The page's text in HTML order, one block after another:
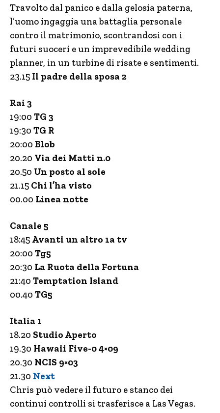
Travolto dal panico e dalla gelosia paterna,
l’uomo ingaggia una battaglia personale
contro il matrimonio, scontrandosi con i
futuri suoceri e un imprevedibile wedding
planner, in un turbine di risate e sentimenti.
23.15 Il padre della sposa 2
Rai 3
19:00 TG 3
19:30 TG R
20:00 Blob
20.20 Via dei Matti n.0
20.50 Un posto al sole
21.15 Chi l’ha visto
00.00 Linea notte
Canale 5
18:45 Avanti un altro 1a tv
20:00 Tg5
20:30 La Ruota della Fortuna
21:40 Temptation Island
00.40 TG5
Italia 1
18.20 Studio Aperto
19.30 Hawaii Five-0 4×09
20.30 NCIS 9×03
21.30 Next
Chris può vedere il futuro e stanco dei
continui controlli si trasferisce a Las Vegas.